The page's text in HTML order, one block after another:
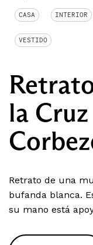
CASA INTERIOR
VESTIDO
la
Retrato de una
bufanda blanca.
su mano está